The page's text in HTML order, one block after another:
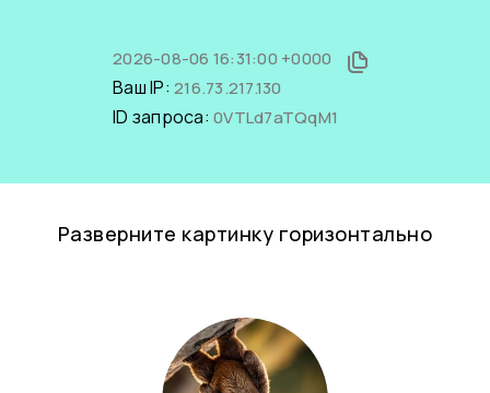
2026-08-06 16:31:00 +0000
Ваш IP: 216.73.217.130
ID запроса: 0VTLd7aTQqM1
Разверните картинку горизонтально